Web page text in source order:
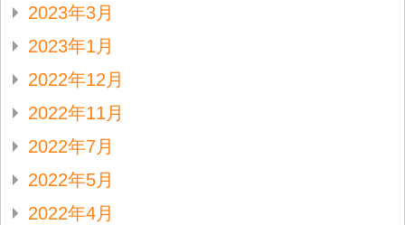
2023年3月
2023年1月
2022年12月
2022年11月
2022年7月
2022年5月
2022年4月